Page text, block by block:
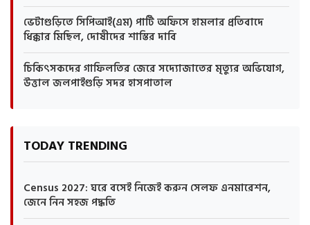
ভেটাগুড়িতে সিপিআই(এম) পার্টি অফিসে হামলার প্রতিবাদে
ধিক্কার মিছিল, দোষীদের শাস্তির দাবি
চিকিৎসকদের গাফিলতির জেরে সদ্যোজাতের মৃত্যুর অভিযোগ,
উত্তাল জলপাইগুড়ি সদর হাসপাতাল
TODAY TRENDING
Census 2027: ঘরে বসেই নিজেই করুন সেলফ এনমারেশন,
জেনে নিন সহজ পদ্ধতি